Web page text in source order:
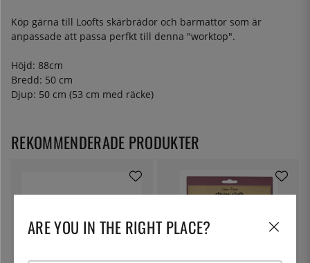
Köp gärna till Loofts skärbrädor och barmattor som är
anpassade att passa perfkt till denna "worktop".
Höjd: 88cm
Bredd: 50 cm
Djup: 50 cm (53 cm med räcke)
REKOMMENDERADE PRODUKTER
ARE YOU IN THE RIGHT PLACE?